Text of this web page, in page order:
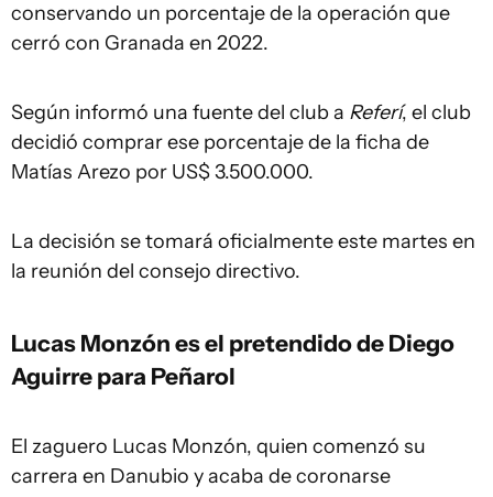
conservando un porcentaje de la operación que
cerró con Granada en 2022.
Según informó una fuente del club a Referí, el club
decidió comprar ese porcentaje de la ficha de
Matías Arezo por US$ 3.500.000.
La decisión se tomará oficialmente este martes en
la reunión del consejo directivo.
Lucas Monzón es el pretendido de Diego
Aguirre para Peñarol
El zaguero Lucas Monzón, quien comenzó su
carrera en Danubio y acaba de coronarse